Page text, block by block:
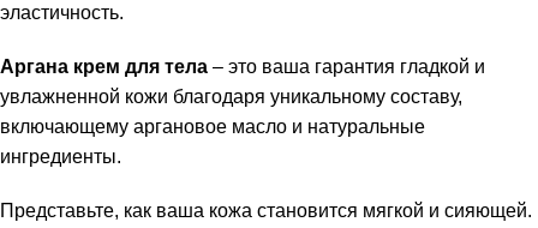
эластичность.
Аргана крем для тела – это ваша гарантия гладкой и
увлажненной кожи благодаря уникальному составу,
включающему аргановое масло и натуральные
ингредиенты.
Представьте, как ваша кожа становится мягкой и сияющей.